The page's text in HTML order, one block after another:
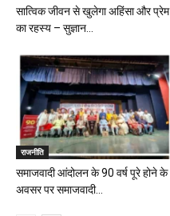
सात्विक जीवन से खुलेगा अहिंसा और प्रेम
का रहस्य – सुज्ञान...
राजनीति
समाजवादी आंदोलन के 90 वर्ष पूरे होने के
अवसर पर समाजवादी...